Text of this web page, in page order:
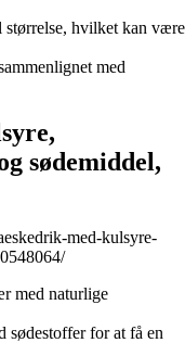
hvilket kan være
med
sødemiddel,
med-kulsyre-
med naturlige
sødestoffer for at få en